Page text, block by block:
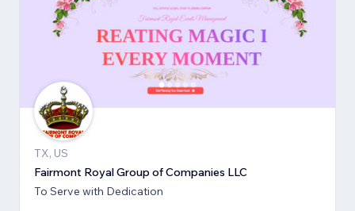
TX, US
Fairmont Royal Group of Companies LLC
To Serve with Dedication